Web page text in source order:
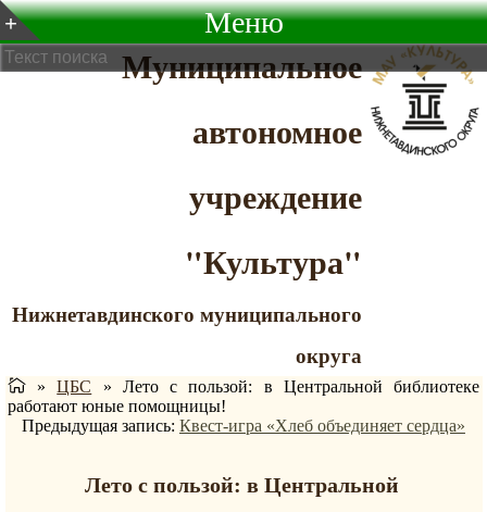
Муниципальное
автономное
учреждение
"Культура"
Нижнетавдинского муниципального
округа
Меню
» ЦБС » Лето с пользой: в Центральной библиотеке
работают юные помощницы!
Предыдущая запись: Квест-игра «Хлеб объединяет сердца»
Лето с пользой: в Центральной